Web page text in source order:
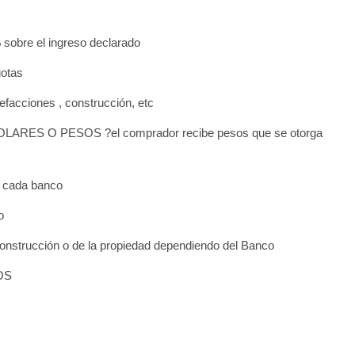
el ingreso declarado
, construcción, etc
O PESOS ?el comprador recibe pesos que se otorga
banco
o de la propiedad dependiendo del Banco